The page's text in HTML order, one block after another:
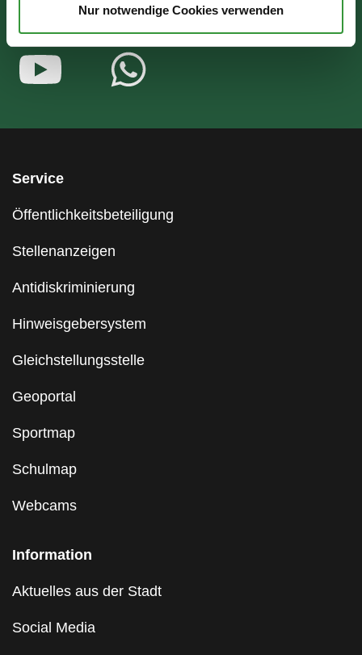
Nur notwendige Cookies verwenden
Service
Öffentlichkeitsbeteiligung
Stellenanzeigen
Antidiskriminierung
Hinweisgebersystem
Gleichstellungsstelle
Geoportal
Sportmap
Schulmap
Webcams
Information
Aktuelles aus der Stadt
Social Media